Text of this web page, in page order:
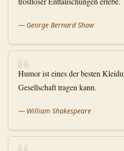
— George Bernard Shaw
❝
Humor ist eines der besten
Gesellschaft tragen kann.
— William Shakespeare